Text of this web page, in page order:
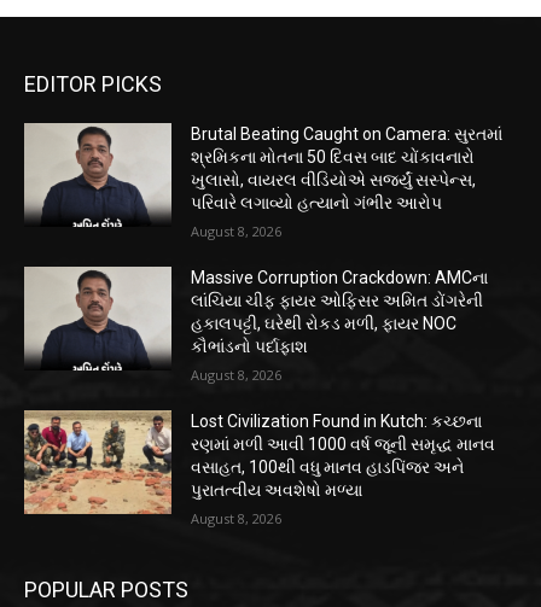
EDITOR PICKS
Brutal Beating Caught on Camera: સુરતમાં
શ્રમિકના મોતના 50 દિવસ બાદ ચોંકાવનારો
ખુલાસો, વાયરલ વીડિયોએ સર્જ્યું સસ્પેન્સ,
પરિવારે લગાવ્યો હત્યાનો ગંભીર આરોપ
August 8, 2026
Massive Corruption Crackdown: AMCના
લાંચિયા ચીફ ફાયર ઓફિસર અમિત ડોંગરેની
હકાલપટ્ટી, ઘરેથી રોકડ મળી, ફાયર NOC
કૌભાંડનો પર્દાફાશ
August 8, 2026
Lost Civilization Found in Kutch: કચ્છના
રણમાં મળી આવી 1000 વર્ષ જૂની સમૃદ્ધ માનવ
વસાહત, 100થી વધુ માનવ હાડપિંજર અને
પુરાતત્વીય અવશેષો મળ્યા
August 8, 2026
POPULAR POSTS